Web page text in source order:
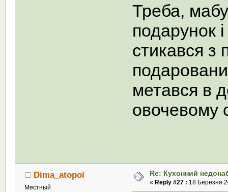
Треба,
подарунок
стикався з
метався в
овочевому
Dima_atopol
Местный
Re: Кухонний
« Reply #27 : 18 Березня